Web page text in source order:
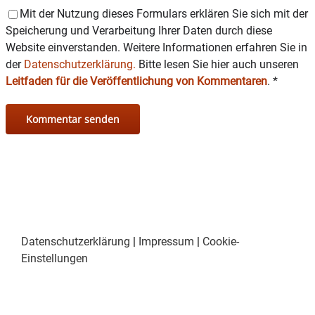
Mit der Nutzung dieses Formulars erklären Sie sich mit der
Speicherung und Verarbeitung Ihrer Daten durch diese
Website einverstanden. Weitere Informationen erfahren Sie in
der Datenschutzerklärung. Bitte lesen Sie hier auch unseren
Leitfaden für die Veröffentlichung von Kommentaren. *
Datenschutzerklärung | Impressum | Cookie-
Einstellungen